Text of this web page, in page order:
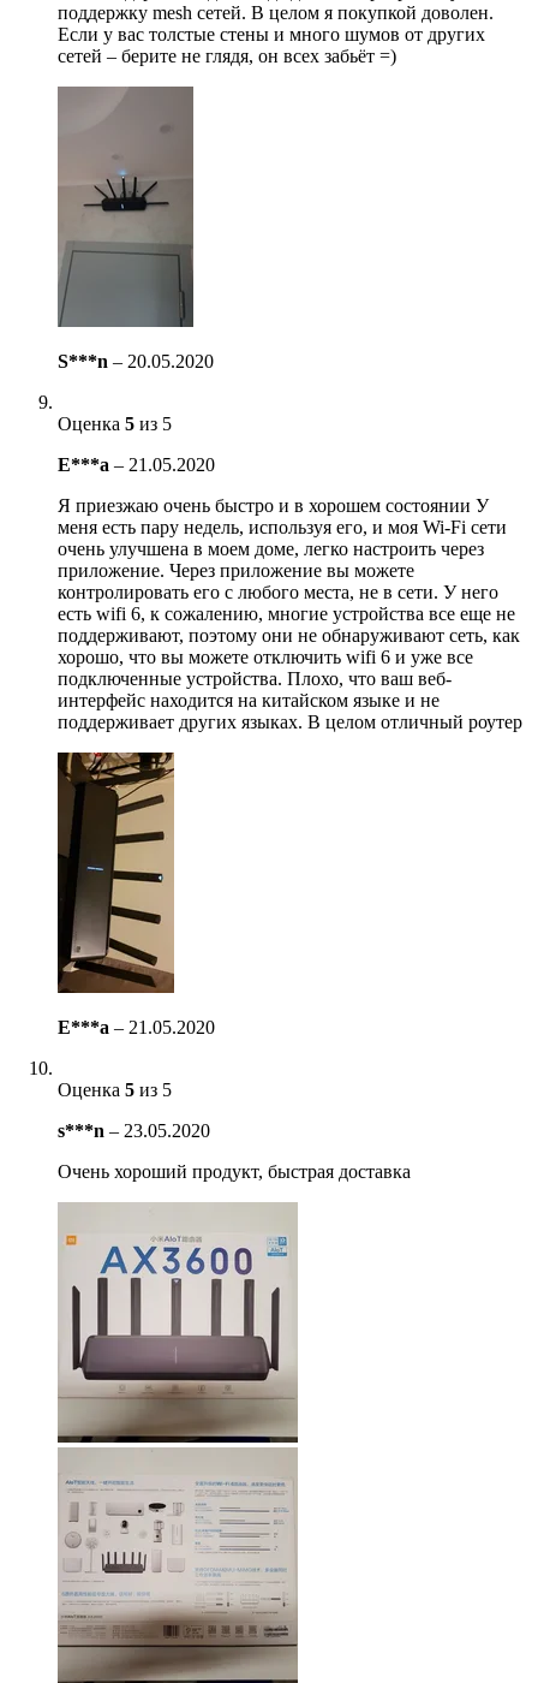
поддержку mesh сетей. В целом я покупкой доволен.
Если у вас толстые стены и много шумов от других
сетей – берите не глядя, он всех забьёт =)
S***n – 20.05.2020
Оценка 5 из 5
E***a – 21.05.2020
Я приезжаю очень быстро и в хорошем состоянии У
меня есть пару недель, используя его, и моя Wi-Fi сети
очень улучшена в моем доме, легко настроить через
приложение. Через приложение вы можете
контролировать его с любого места, не в сети. У него
есть wifi 6, к сожалению, многие устройства все еще не
поддерживают, поэтому они не обнаруживают сеть, как
хорошо, что вы можете отключить wifi 6 и уже все
подключенные устройства. Плохо, что ваш веб-
интерфейс находится на китайском языке и не
поддерживает других языках. В целом отличный роутер
E***a – 21.05.2020
Оценка 5 из 5
s***n – 23.05.2020
Очень хороший продукт, быстрая доставка